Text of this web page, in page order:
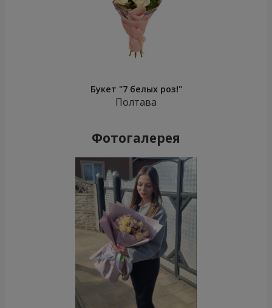
Букет "7 белых роз!"
Полтава
Фотогалерея